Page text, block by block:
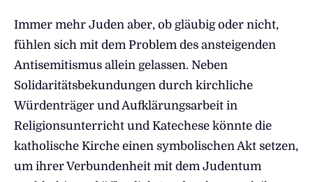
Immer mehr Juden aber, ob gläubig oder nicht,
fühlen sich mit dem Problem des ansteigenden
Antisemitismus allein gelassen. Neben
Solidaritätsbekundungen durch kirchliche
Würdenträger und Aufklärungsarbeit in
Religionsunterricht und Katechese könnte die
katholische Kirche einen symbolischen Akt setzen,
um ihrer Verbundenheit mit dem Judentum